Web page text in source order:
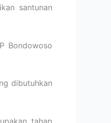
santunan
Bondowoso
dibutuhkan
tahap